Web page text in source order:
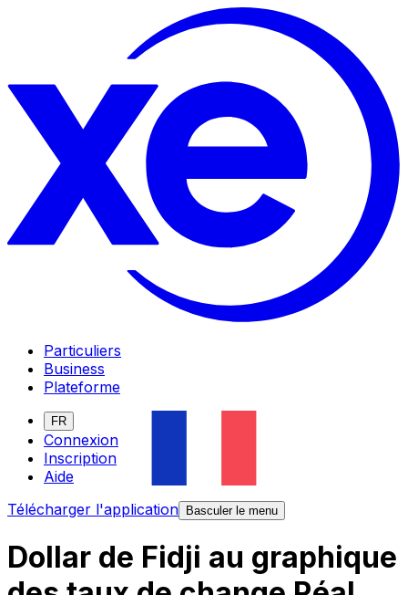
Particuliers
Business
Plateforme
FR
Connexion
Inscription
Aide
Télécharger l'application
Basculer le menu
Dollar de Fidji au graphique